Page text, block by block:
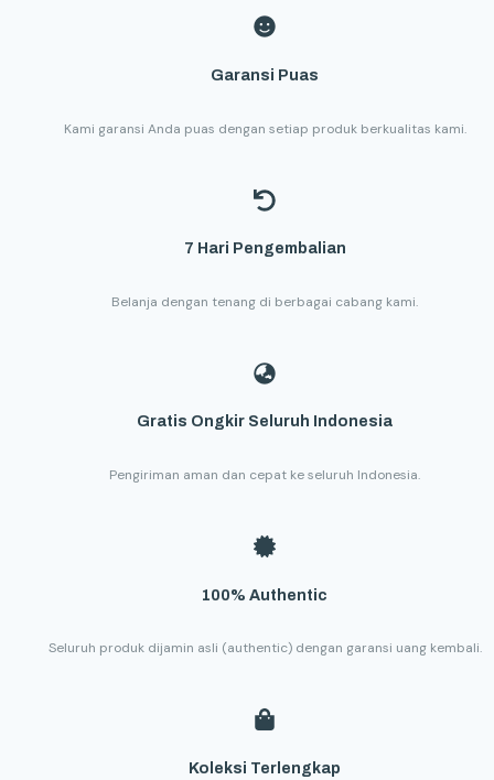
Garansi Puas
Kami garansi Anda puas dengan setiap produk berkualitas kami.
7 Hari Pengembalian
Belanja dengan tenang di berbagai cabang kami.
Gratis Ongkir Seluruh Indonesia
Pengiriman aman dan cepat ke seluruh Indonesia.
100% Authentic
Seluruh produk dijamin asli (authentic) dengan garansi uang kembali.
Koleksi Terlengkap